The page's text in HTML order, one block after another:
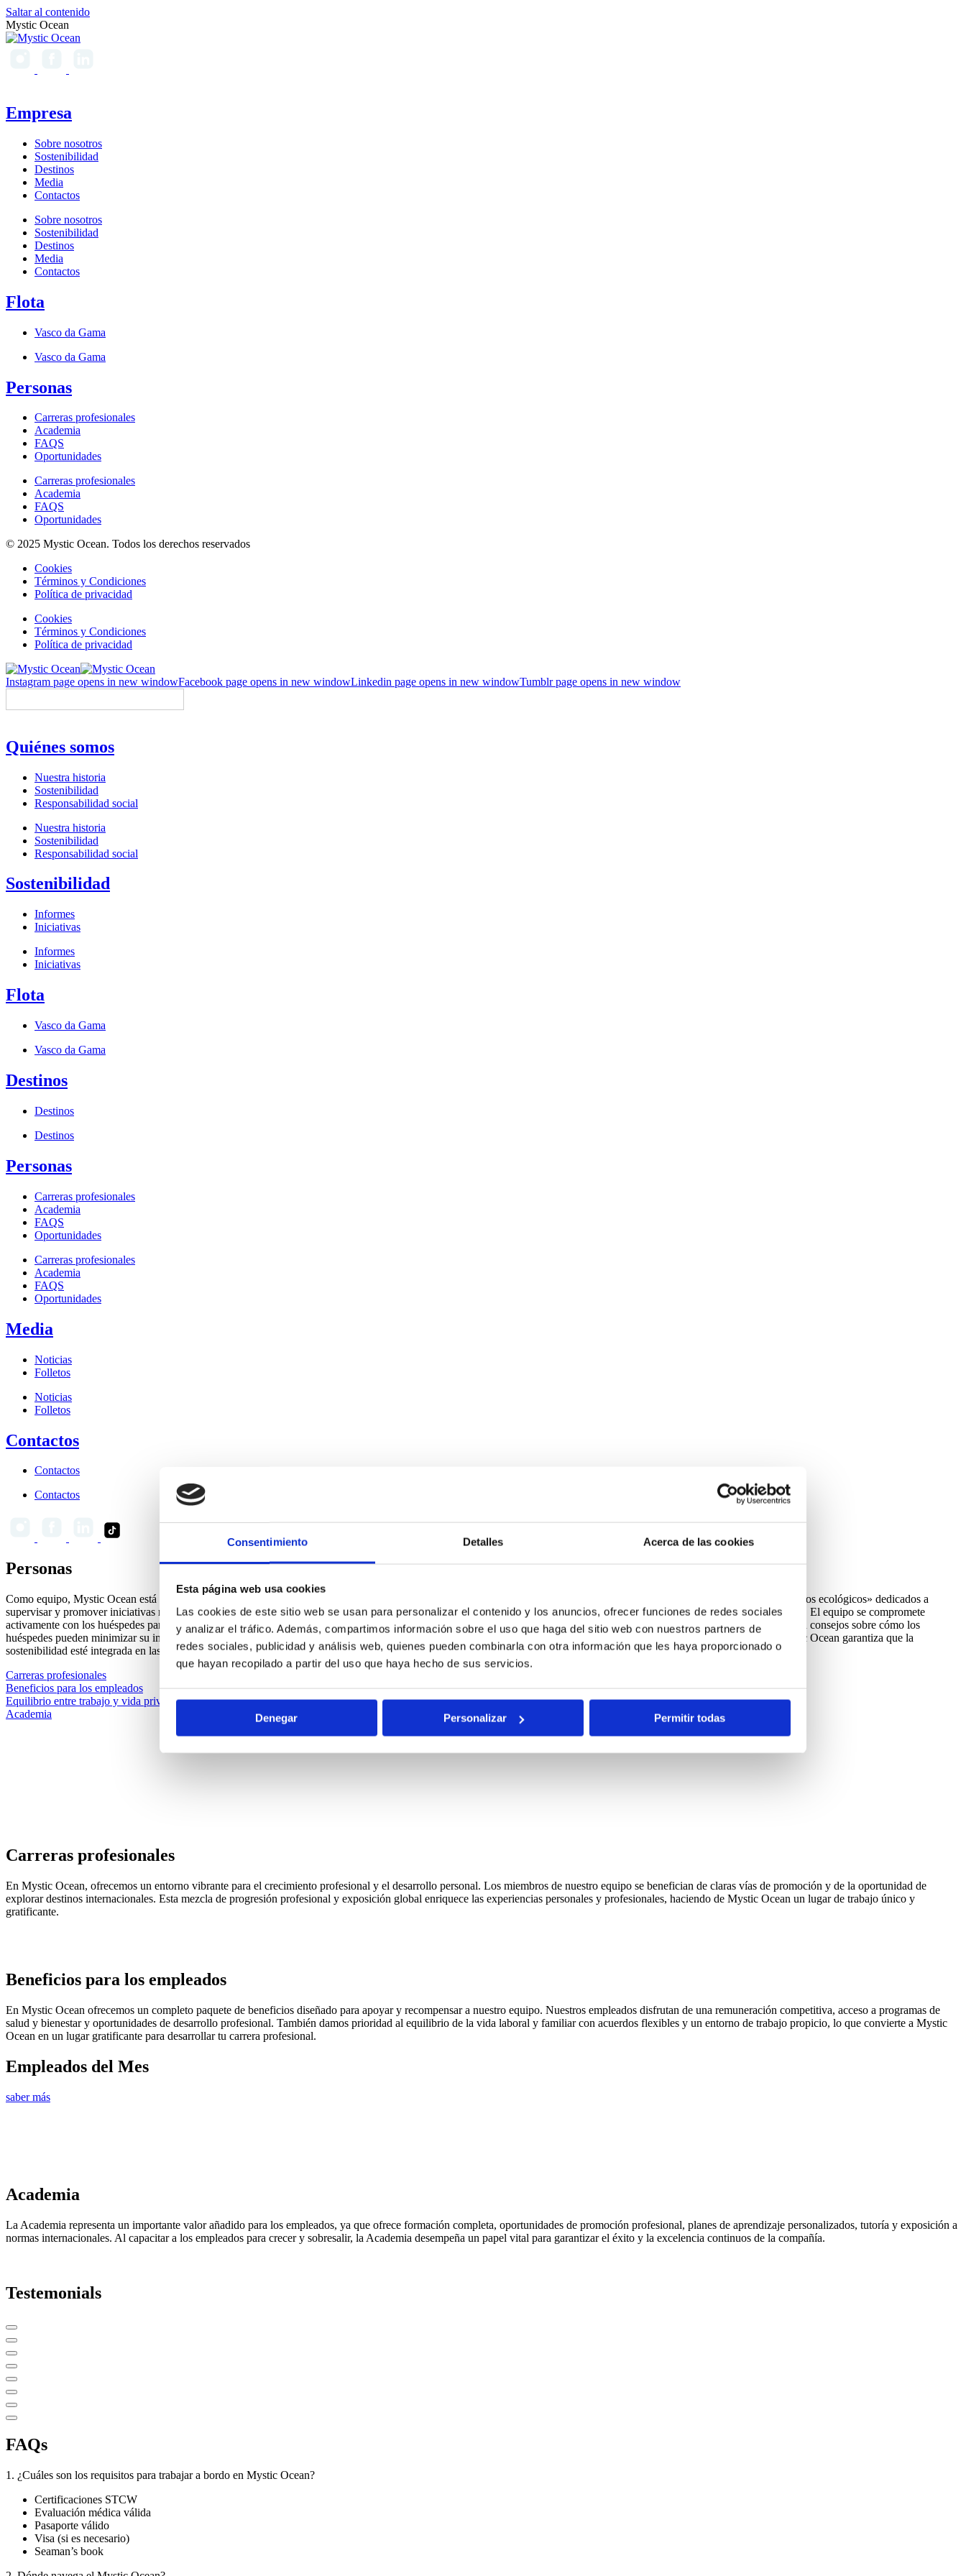
Consentimiento Detalles Acerca de las cookies
Esta página web usa cookies
Las cookies de este sitio web se usan para personalizar el contenido y los anuncios, ofrecer funciones de redes sociales
y analizar el tráfico. Además, compartimos información sobre el uso que haga del sitio web con nuestros partners de
redes sociales, publicidad y análisis web, quienes pueden combinarla con otra información que les haya proporcionado o
que hayan recopilado a partir del uso que haya hecho de sus servicios.
Denegar Personalizar Permitir todas
Saltar al contenido
Mystic Ocean
Empresa
Sobre nosotros
Sostenibilidad
Destinos
Media
Contactos
Sobre nosotros
Sostenibilidad
Destinos
Media
Contactos
Flota
Vasco da Gama
Vasco da Gama
Personas
Carreras profesionales
Academia
FAQS
Oportunidades
Carreras profesionales
Academia
FAQS
Oportunidades
© 2025 Mystic Ocean. Todos los derechos reservados
Cookies
Términos y Condiciones
Política de privacidad
Cookies
Términos y Condiciones
Política de privacidad
Instagram page opens in new windowFacebook page opens in new windowLinkedin page opens in new windowTumblr page opens in new window
Quiénes somos
Nuestra historia
Sostenibilidad
Responsabilidad social
Nuestra historia
Sostenibilidad
Responsabilidad social
Sostenibilidad
Informes
Iniciativas
Informes
Iniciativas
Flota
Vasco da Gama
Vasco da Gama
Destinos
Destinos
Destinos
Personas
Carreras profesionales
Academia
FAQS
Oportunidades
Carreras profesionales
Academia
FAQS
Oportunidades
Media
Noticias
Folletos
Noticias
Folletos
Contactos
Contactos
Contactos
Personas
Como equipo, Mystic Ocean está profundamente comprometido con los esfuerzos de sostenibilidad a través de acciones e iniciativas colectivas. Mystic Ocean cuenta con «equipos ecológicos» dedicados a
supervisar y promover iniciativas medioambientales. Estos equipos dirigen iniciativas como la reducción de residuos, la eficiencia energética y proyectos de conservación marina. El equipo se compromete
activamente con los huéspedes para promover la concienciación sobre la sostenibilidad. Proporcionan información sobre las iniciativas medioambientales de la compañía, ofrecen consejos sobre cómo los
huéspedes pueden minimizar su impacto y fomentan la participación en actividades respetuosas con el medioambiente. A través de estos esfuerzos colectivos, el equipo de Mystic Ocean garantiza que la
sostenibilidad esté integrada en las operaciones y la cultura de la compañía, creando un impacto positivo en el medioambiente y en las comunidades a las que sirve.
Carreras profesionales
Beneficios para los empleados
Equilibrio entre trabajo y vida privada
Academia
Carreras profesionales
En Mystic Ocean, ofrecemos un entorno vibrante para el crecimiento profesional y el desarrollo personal. Los miembros de nuestro equipo se benefician de claras vías de promoción y de la oportunidad de
explorar destinos internacionales. Esta mezcla de progresión profesional y exposición global enriquece las experiencias personales y profesionales, haciendo de Mystic Ocean un lugar de trabajo único y
gratificante.
Beneficios para los empleados
En Mystic Ocean ofrecemos un completo paquete de beneficios diseñado para apoyar y recompensar a nuestro equipo. Nuestros empleados disfrutan de una remuneración competitiva, acceso a programas de
salud y bienestar y oportunidades de desarrollo profesional. También damos prioridad al equilibrio de la vida laboral y familiar con acuerdos flexibles y un entorno de trabajo propicio, lo que convierte a Mystic
Ocean en un lugar gratificante para desarrollar tu carrera profesional.
Empleados del Mes
saber más
Academia
La Academia representa un importante valor añadido para los empleados, ya que ofrece formación completa, oportunidades de promoción profesional, planes de aprendizaje personalizados, tutoría y exposición a
normas internacionales. Al capacitar a los empleados para crecer y sobresalir, la Academia desempeña un papel vital para garantizar el éxito y la excelencia continuos de la compañía.
Testemonials
FAQs
1. ¿Cuáles son los requisitos para trabajar a bordo en Mystic Ocean?
Certificaciones STCW
Evaluación médica válida
Pasaporte válido
Visa (si es necesario)
Seaman’s book